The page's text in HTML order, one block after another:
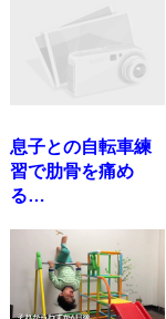
息子との自転車練
習で肋骨を痛め
る…